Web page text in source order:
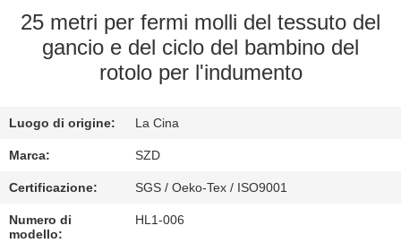
DELLA
FABBRICA
DELLA
QUALITÀ
CONTATTACI
25 metri per fermi molli del tessuto del
gancio e del ciclo del bambino del
rotolo per l'indumento
Luogo di origine: La Cina
Marca: SZD
Certificazione: SGS / Oeko-Tex / ISO9001
Numero di
modello:
HL1-006